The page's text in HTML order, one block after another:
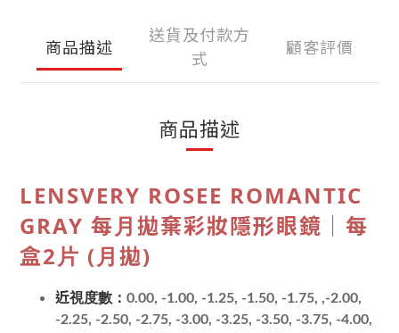
商品描述
送貨及付款方
式
顧客評價
商品描述
LENSVERY ROSEE ROMANTIC
GRAY 每月拋棄彩妝隱形眼鏡｜每
盒2片 (月拋)
近視度數： 0.00, -1.00, -1.25, -1.50, -1.75, ,-2.00,
-2.25, -2.50, -2.75, -3.00, -3.25, -3.50, -3.75, -4.00,